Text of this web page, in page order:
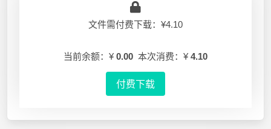
文件需付费下载：¥4.10
当前余额：¥ 0.00 本次消费：¥ 4.10
付费下载